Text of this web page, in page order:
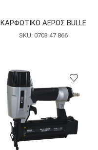
ΚΑΡΦΩΤΙΚΟ ΑΕΡΟΣ BULLE
SKU: 0703 47 866